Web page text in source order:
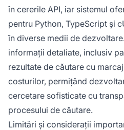
în cererile API, iar sistemul
pentru Python, TypeScript și
în diverse medii de
informații detaliate, inclusiv
rezultate de căutare cu
costurilor, permițând
cercetare sofisticate cu
procesului de căutare.
Limitări și considerații